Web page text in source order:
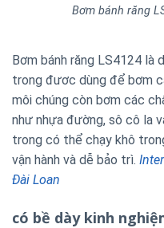
Bơm bánh răng
Bơm bánh răng LS4124 là
trong đươc dùng để bơm
môi chúng còn bơm các
như nhựa đường, sô cô la
trong có thể chạy khô
vận hành và dễ bảo trì.
Đài Loan
có bề dày kinh